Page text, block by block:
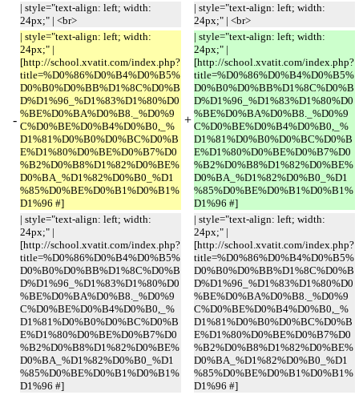
| style="text-align: left; width:
24px;" | <br>
| style="text-align: left; width:
24px;" | <br>
-
| style="text-align: left; width:
24px;" |
[http://school.xvatit.com/index.php?
title=%D0%86%D0%B4%D0%B5%
D0%B0%D0%BB%D1%8C%D0%B
D%D1%96_%D1%83%D1%80%D0
%BE%D0%BA%D0%B8._%D0%9
C%D0%BE%D0%B4%D0%B0,_%
D1%81%D0%B0%D0%BC%D0%B
E%D1%80%D0%BE%D0%B7%D0
%B2%D0%B8%D1%82%D0%BE%
D0%BA_%D1%82%D0%B0_%D1
%85%D0%BE%D0%B1%D0%B1%
D1%96 #]
+
| style="text-align: left; width:
24px;" |
[http://school.xvatit.com/index.php?
title=%D0%86%D0%B4%D0%B5%
D0%B0%D0%BB%D1%8C%D0%B
D%D1%96_%D1%83%D1%80%D0
%BE%D0%BA%D0%B8._%D0%9
C%D0%BE%D0%B4%D0%B0,_%
D1%81%D0%B0%D0%BC%D0%B
E%D1%80%D0%BE%D0%B7%D0
%B2%D0%B8%D1%82%D0%BE%
D0%BA_%D1%82%D0%B0_%D1
%85%D0%BE%D0%B1%D0%B1%
D1%96 #]
| style="text-align: left; width:
24px;" |
[http://school.xvatit.com/index.php?
title=%D0%86%D0%B4%D0%B5%
D0%B0%D0%BB%D1%8C%D0%B
D%D1%96_%D1%83%D1%80%D0
%BE%D0%BA%D0%B8._%D0%9
C%D0%BE%D0%B4%D0%B0,_%
D1%81%D0%B0%D0%BC%D0%B
E%D1%80%D0%BE%D0%B7%D0
%B2%D0%B8%D1%82%D0%BE%
D0%BA_%D1%82%D0%B0_%D1
%85%D0%BE%D0%B1%D0%B1%
D1%96 #]
| style="text-align: left; width:
24px;" |
[http://school.xvatit.com/index.php?
title=%D0%86%D0%B4%D0%B5%
D0%B0%D0%BB%D1%8C%D0%B
D%D1%96_%D1%83%D1%80%D0
%BE%D0%BA%D0%B8._%D0%9
C%D0%BE%D0%B4%D0%B0,_%
D1%81%D0%B0%D0%BC%D0%B
E%D1%80%D0%BE%D0%B7%D0
%B2%D0%B8%D1%82%D0%BE%
D0%BA_%D1%82%D0%B0_%D1
%85%D0%BE%D0%B1%D0%B1%
D1%96 #]